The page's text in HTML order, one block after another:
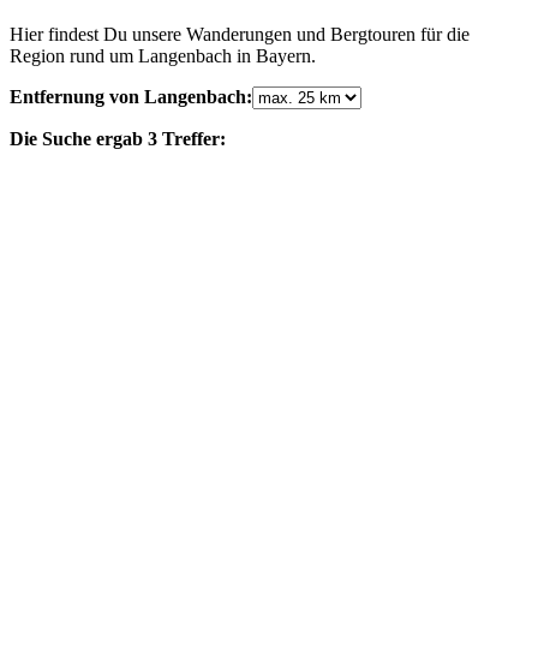
Hier findest Du unsere Wanderungen und Bergtouren für die
Region rund um Langenbach in Bayern.
Entfernung von Langenbach:
Die Suche ergab 3 Treffer: